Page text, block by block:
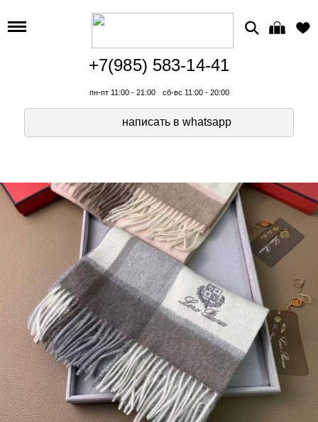
+7(985) 583-14-41
пн-пт 11:00 - 21:00 сб-вс 11:00 - 20:00
написать в whatsapp